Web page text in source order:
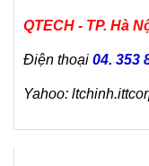
QTECH - TP. Hà
Điện thoại 04. 353
Yahoo: